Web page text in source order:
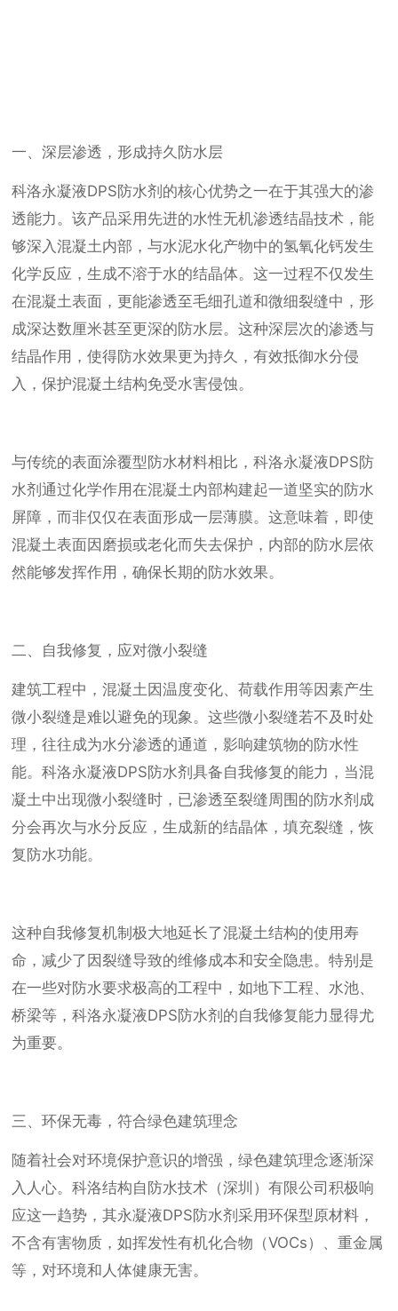
一、深层渗透，形成持久防水层
科洛永凝液DPS防水剂的核心优势之一在于其强大的渗
透能力。该产品采用先进的水性无机渗透结晶技术，能
够深入混凝土内部，与水泥水化产物中的氢氧化钙发生
化学反应，生成不溶于水的结晶体。这一过程不仅发生
在混凝土表面，更能渗透至毛细孔道和微细裂缝中，形
成深达数厘米甚至更深的防水层。这种深层次的渗透与
结晶作用，使得防水效果更为持久，有效抵御水分侵
入，保护混凝土结构免受水害侵蚀。
与传统的表面涂覆型防水材料相比，科洛永凝液DPS防
水剂通过化学作用在混凝土内部构建起一道坚实的防水
屏障，而非仅仅在表面形成一层薄膜。这意味着，即使
混凝土表面因磨损或老化而失去保护，内部的防水层依
然能够发挥作用，确保长期的防水效果。
二、自我修复，应对微小裂缝
建筑工程中，混凝土因温度变化、荷载作用等因素产生
微小裂缝是难以避免的现象。这些微小裂缝若不及时处
理，往往成为水分渗透的通道，影响建筑物的防水性
能。科洛永凝液DPS防水剂具备自我修复的能力，当混
凝土中出现微小裂缝时，已渗透至裂缝周围的防水剂成
分会再次与水分反应，生成新的结晶体，填充裂缝，恢
复防水功能。
这种自我修复机制极大地延长了混凝土结构的使用寿
命，减少了因裂缝导致的维修成本和安全隐患。特别是
在一些对防水要求极高的工程中，如地下工程、水池、
桥梁等，科洛永凝液DPS防水剂的自我修复能力显得尤
为重要。
三、环保无毒，符合绿色建筑理念
随着社会对环境保护意识的增强，绿色建筑理念逐渐深
入人心。科洛结构自防水技术（深圳）有限公司积极响
应这一趋势，其永凝液DPS防水剂采用环保型原材料，
不含有害物质，如挥发性有机化合物（VOCs）、重金属
等，对环境和人体健康无害。